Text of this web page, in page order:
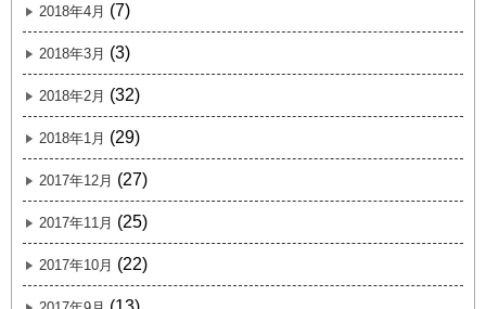
2018年4月 (7)
2018年3月 (3)
2018年2月 (32)
2018年1月 (29)
2017年12月 (27)
2017年11月 (25)
2017年10月 (22)